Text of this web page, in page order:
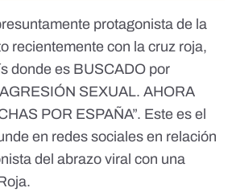
protagonista de la
recientemente con la cruz roja,
donde es BUSCADO por
SEXUAL. AHORA
POR ESPAÑA”. Este es el
en redes sociales en relación
del abrazo viral con una